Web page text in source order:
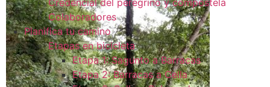
Credencial del peregrino y compostela
Colaboradores
Planifica tu camino
Etapas en bicicleta
Etapa 1: Sagunto a Barracas
Etapa 2: Barracas a Cella